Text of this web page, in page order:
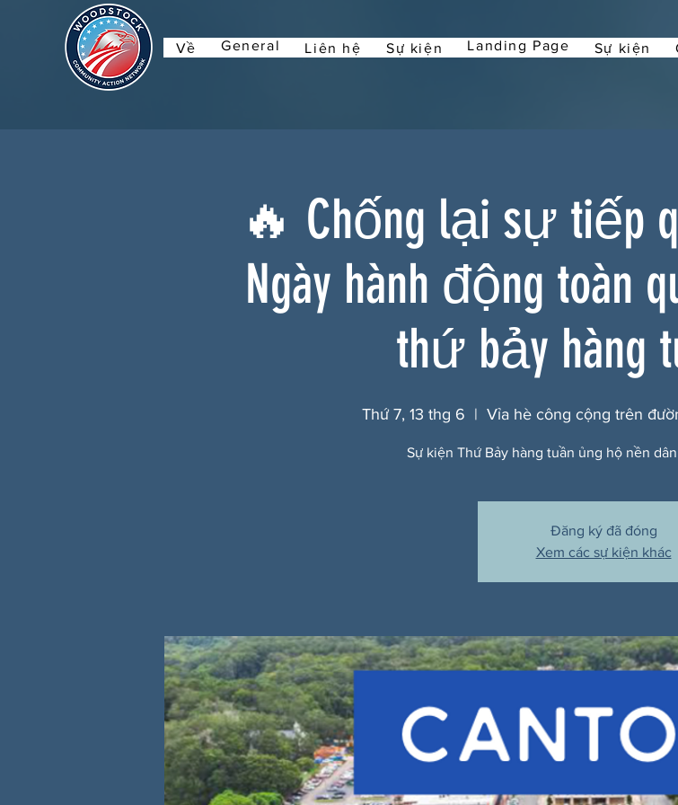
Về General Liên hệ Sự kiện Landing Page Sự kiện
🔥 Chống lại sự tiếp
Ngày hành động toàn
thứ bảy hàng
Thứ 7, 13 thg 6
  |
Vỉa hè công cộng trên
Sự kiện Thứ Bảy hàng tuần ủng hộ nền
Đăng ký đã đóng
Xem các sự kiện khác